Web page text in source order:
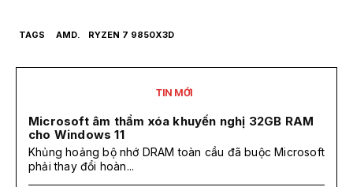
TAGS AMD. RYZEN 7 9850X3D
TIN MỚI
Microsoft âm thầm xóa khuyến nghị 32GB RAM
cho Windows 11
Khủng hoảng bộ nhớ DRAM toàn cầu đã buộc Microsoft
phải thay đổi hoàn...